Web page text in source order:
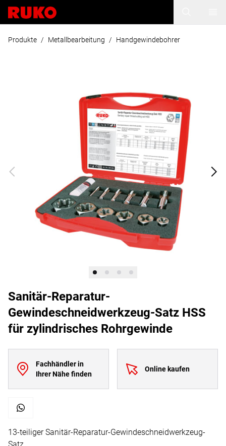
Produkte / Metallbearbeitung / Handgewindebohrer
Sanitär-Reparatur-
Gewindeschneidwerkzeug-Satz HSS
für zylindrisches Rohrgewinde
Fachhändler in
Ihrer Nähe finden
Online kaufen
13-teiliger Sanitär-Reparatur-Gewindeschneidwerkzeug-